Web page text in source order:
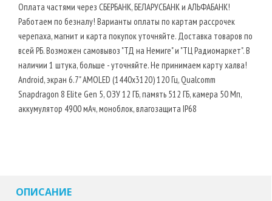
Оплата частями через СБЕРБАНК, БЕЛАРУСБАНК и АЛЬФАБАНК!
Работаем по безналу! Варианты оплаты по картам рассрочек
черепаха, магнит и карта покупок уточняйте. Доставка товаров по
всей РБ. Возможен самовывоз "ТД на Немиге" и "ТЦ Радиомаркет". В
наличии 1 штука, больше - уточняйте. Не принимаем карту халва!
Android, экран 6.7" AMOLED (1440x3120) 120 Гц, Qualcomm
Snapdragon 8 Elite Gen 5, ОЗУ 12 ГБ, память 512 ГБ, камера 50 Мп,
аккумулятор 4900 мАч, моноблок, влагозащита IP68
ОПИСАНИЕ